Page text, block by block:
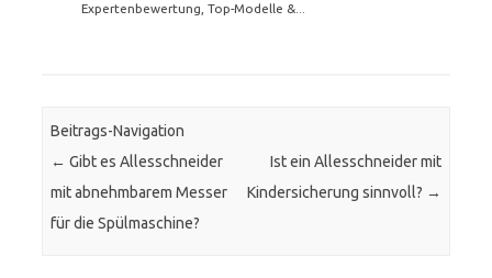
Expertenbewertung, Top-Modelle &...
Beitrags-Navigation
← Gibt es Allesschneider
mit abnehmbarem Messer
für die Spülmaschine?
Ist ein Allesschneider mit
Kindersicherung sinnvoll? →